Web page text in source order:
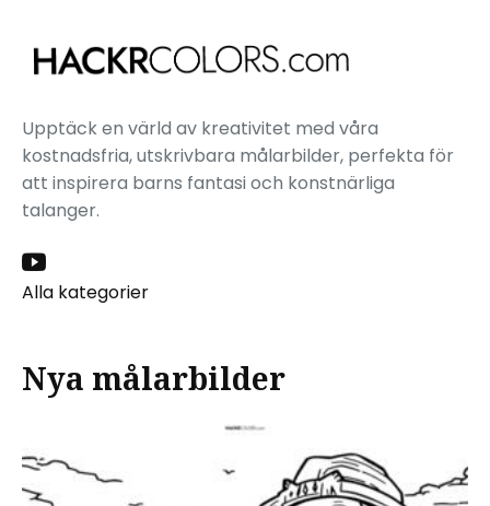
Upptäck en värld av kreativitet med våra
kostnadsfria, utskrivbara målarbilder, perfekta för
att inspirera barns fantasi och konstnärliga
talanger.
Alla kategorier
Nya målarbilder